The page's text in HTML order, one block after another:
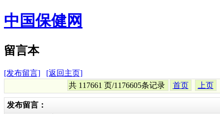
中国保健网
留言本
[发布留言]
[返回主页]
共 117661 页/1176605条记录
首页 上页
发布留言：